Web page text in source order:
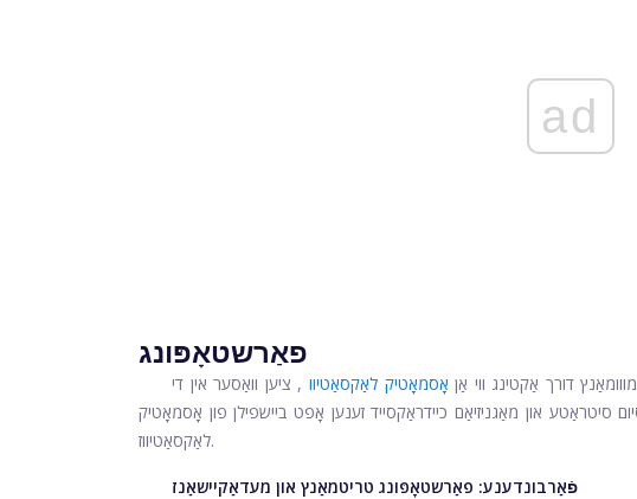
ad
פאַרשטאָפּונג
דורך אַקטינג ווי אַן אָסמאָטיק לאַקסאַטיוו , ציען וואַסער אין די
סיטראַטע און מאַגניזיאַם כיידראַקסייד זענען אָפט ביישפילן פון אָסמאָטיק
לאַקסאַטיווז.
פֿאַרבונדענע: פאַרשטאָפּונג טריטמאַנץ און מעדאַקיישאַנז